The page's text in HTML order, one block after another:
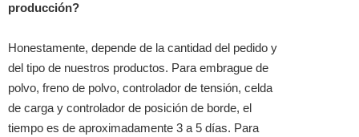
producción?
Honestamente, depende de la cantidad del pedido y
del tipo de nuestros productos. Para embrague de
polvo, freno de polvo, controlador de tensión, celda
de carga y controlador de posición de borde, el
tiempo es de aproximadamente 3 a 5 días. Para